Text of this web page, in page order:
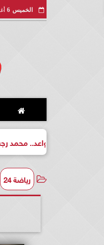
الخميس 6
واعد.. محمد رجب شعبان
رياضة 24